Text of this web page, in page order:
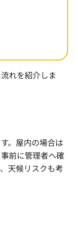
れを紹介しま
。屋内の場合は
前に管理者へ確
天候リスクも考